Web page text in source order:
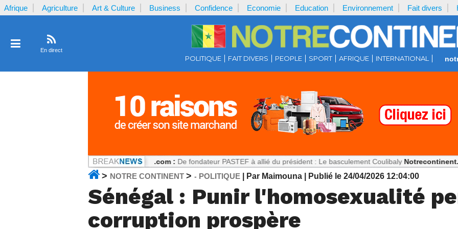
Afrique Agriculture Art & Culture Business Confidence Economie Education Environnement Fait divers
En direct
POLITIQUE FAIT DIVERS PEOPLE SPORT AFRIQUE INTERNATIONAL
Notrecontinent.com : De fondateur PASTEF à allié du président : Le basculement Coulibaly Notrecontinent.com :
> NOTRE CONTINENT > - POLITIQUE | Par Maimouna | Publié le 24/04/2026 12:04:00
Sénégal : Punir l'homosexualité
corruption prospère